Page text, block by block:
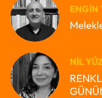
ENGIN
NIL